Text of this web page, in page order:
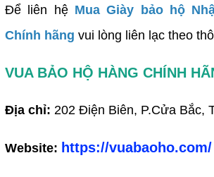
Để liên hệ Mua Giày bảo hộ
Chính hãng vui lòng liên lạc theo
VUA BẢO HỘ HÀNG CHÍNH
Địa chỉ: 202 Điện Biên, P.Cửa Bắc,
Website: https://vuabaoho.com/